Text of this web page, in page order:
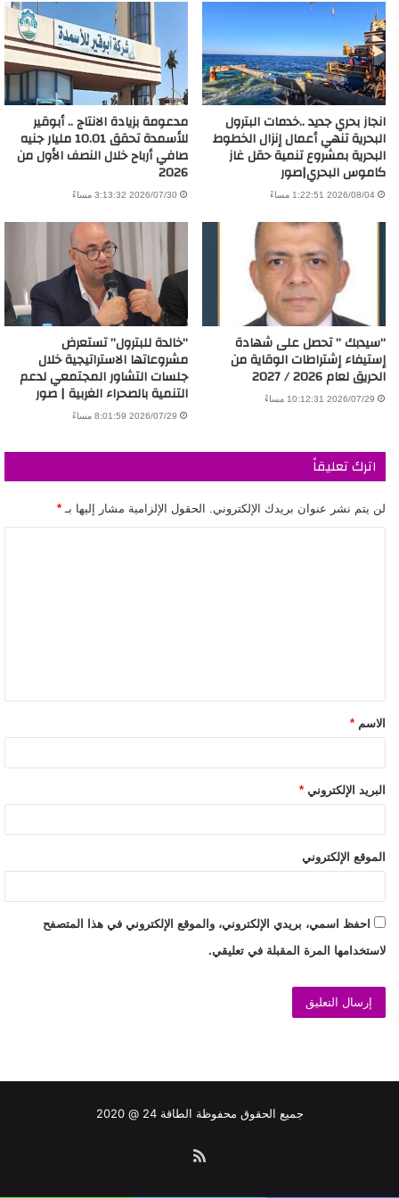
انجاز بحري جديد ..خدمات البترول
البحرية تنهي أعمال إنزال الخطوط
البحرية بمشروع تنمية حقل غاز
كاموس البحري|صور
2026/08/04 1:22:51 مساءً
مدعومة بزيادة الانتاج .. أبوقير
للأسمدة تحقق 10.01 مليار جنيه
صافي أرباح خلال النصف الأول من
2026
2026/07/30 3:13:32 مساءً
“سيدبك ” تحصل على شهادة
إستيفاء إشتراطات الوقاية من
الحريق لعام 2026 / 2027
2026/07/29 10:12:31 مساءً
“خالدة للبترول” تستعرض
مشروعاتها الاستراتيجية خلال
جلسات التشاور المجتمعي لدعم
التنمية بالصحراء الغربية | صور
2026/07/29 8:01:59 مساءً
اترك تعليقاً
لن يتم نشر عنوان بريدك الإلكتروني. الحقول الإلزامية مشار إليها بـ *
الاسم *
البريد الإلكتروني *
الموقع الإلكتروني
احفظ اسمي، بريدي الإلكتروني، والموقع الإلكتروني في هذا المتصفح
لاستخدامها المرة المقبلة في تعليقي.
جميع الحقوق محفوظة الطاقة 24 @ 2020
ملخص